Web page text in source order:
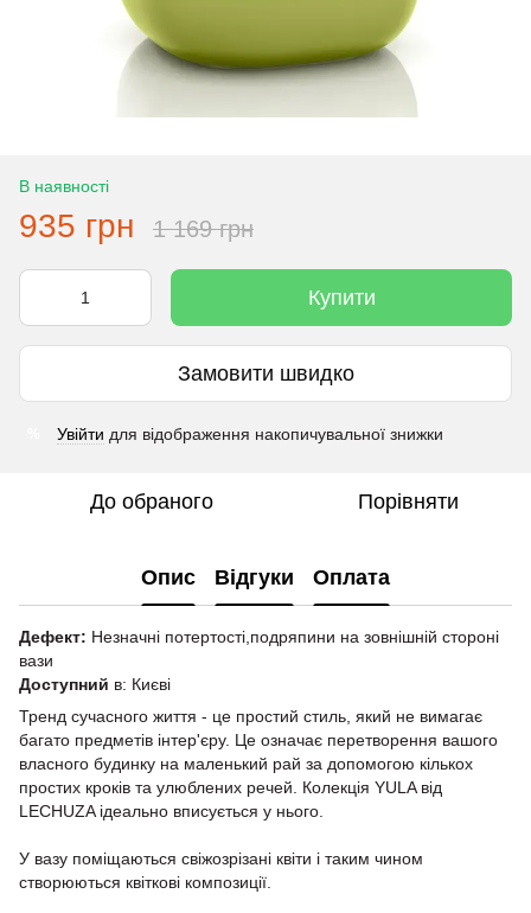
В наявності
935 грн 1 169 грн
Купити
Замовити швидко
Увійти для відображення накопичувальної знижки
До обраного Порівняти
Опис Відгуки Оплата
Дефект: Незначні потертості,подряпини на зовнішній стороні
вази
Доступний в: Києві
Тренд сучасного життя - це простий стиль, який не вимагає
багато предметів інтер'єру. Це означає перетворення вашого
власного будинку на маленький рай за допомогою кількох
простих кроків та улюблених речей. Колекція YULA від
LECHUZA ідеально вписується у нього.
У вазу поміщаються свіжозрізані квіти і таким чином
створюються квіткові композиції.